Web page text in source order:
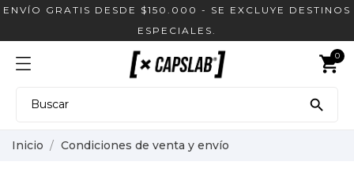
ENVÍO GRATIS DESDE $150.000 - SE EXCLUYE DESTINOS
ESPECIALES.
shopping_cart
0

Inicio Condiciones de venta y envío